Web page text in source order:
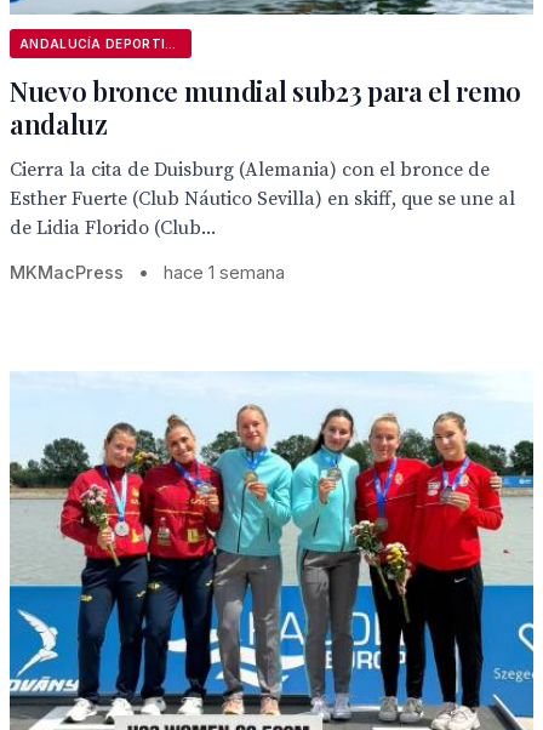
Nuevo bronce mundial sub23 para el remo
andaluz
Cierra la cita de Duisburg (Alemania) con el bronce de
Esther Fuerte (Club Náutico Sevilla) en skiff, que se une al
de Lidia Florido (Club...
MKMacPress • hace 1 semana